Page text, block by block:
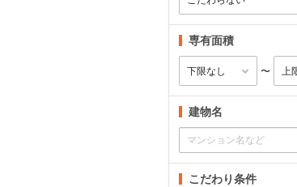
専有面積
〜
建物名
こだわり条件